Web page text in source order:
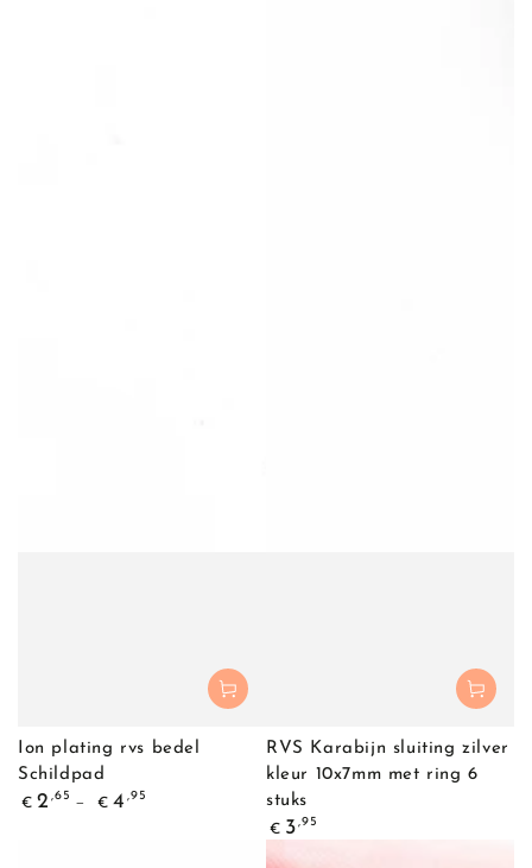
Ion plating rvs bedel
Schildpad
Normale
€ 2 ,65
€ 4 ,95
RVS Karabijn sluiting zilver
kleur 10x7mm met ring 6
stuks
Normale
prijs
€ 3,95